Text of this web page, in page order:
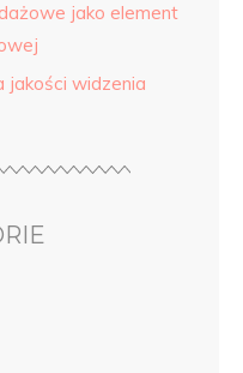
jako element
jakości widzenia